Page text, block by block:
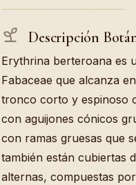
Descripción
Erythrina berteroana es
Fabaceae que alcanza
tronco corto y espinoso
con aguijones cónicos
con ramas gruesas que
también están cubiertas
alternas, compuestas